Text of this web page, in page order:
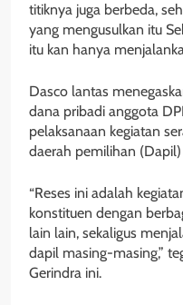
titiknya juga berbeda,
yang mengusulkan itu
itu kan hanya
Dasco lantas
dana pribadi anggota
pelaksanaan kegiatan
daerah pemilihan
“Reses ini adalah
konstituen dengan
lain lain, sekaligus
dapil masing-masing,”
Gerindra ini.